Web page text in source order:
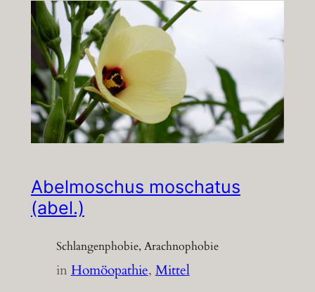
Abelmoschus moschatus
(abel.)
Schlangenphobie, Arachnophobie
inHomöopathie, Mittel